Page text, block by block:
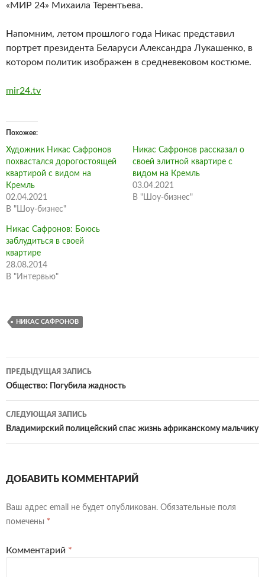
«МИР 24» Михаила Терентьева.
Напомним, летом прошлого года Никас представил
портрет президента Беларуси Александра Лукашенко, в
котором политик изображен в средневековом костюме.
mir24.tv
Похожее
Художник Никас Сафронов
похвастался дорогостоящей
квартирой с видом на
Кремль
02.04.2021
В "Шоу-бизнес"
Никас Сафронов рассказал о
своей элитной квартире с
видом на Кремль
03.04.2021
В "Шоу-бизнес"
Никас Сафронов: Боюсь
заблудиться в своей
квартире
28.08.2014
В "Интервью"
НИКАС САФРОНОВ
Навигация
по
записям
ПРЕДЫДУЩАЯ ЗАПИСЬ
Общество: Погубила жадность
СЛЕДУЮЩАЯ ЗАПИСЬ
Владимирский полицейский спас жизнь африканскому мальчику
ДОБАВИТЬ КОММЕНТАРИЙ
Ваш адрес email не будет опубликован. Обязательные поля
помечены *
Комментарий *